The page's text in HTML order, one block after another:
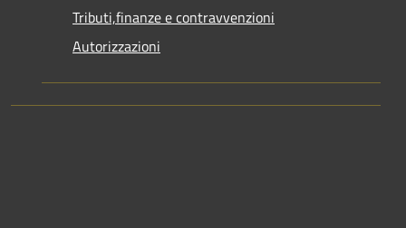
Tributi,finanze e contravvenzioni
Autorizzazioni